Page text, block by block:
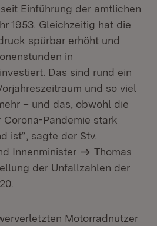
Einführung der amtlichen
1953. Gleichzeitig hat die
spürbar erhöht und
in
Das sind rund ein
und so viel
– und das, obwohl die
Pandemie stark
ist“, sagte der Stv.
Innenminister
Thomas
der Unfallzahlen der
Motorradnutzer